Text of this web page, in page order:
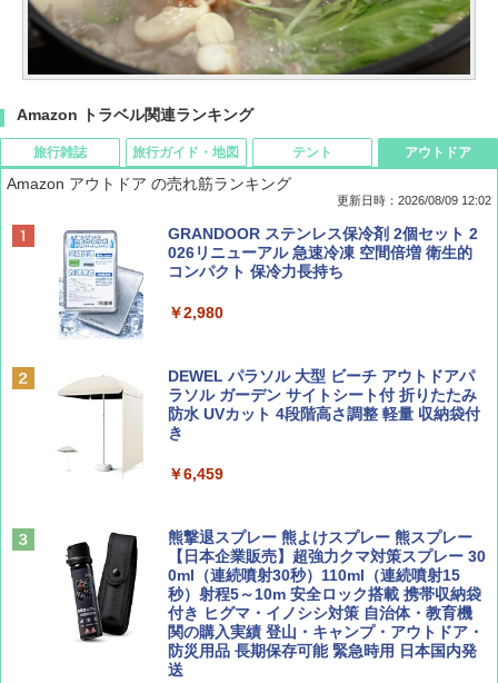
Amazon トラベル関連ランキング
旅行雑誌
BE-PAL(ビ-パル) 2026年 9 月号【特別付録:
SOTO ミニマル"旅"財布 ランダム2種】
ディズニーファン ２０２６年 ９月号 [雑
誌] (ＤＩＳＮＥＹ ＦＡＮ)
￥713
￥1,540
Coyote No.89 特集 星野道夫 夢見る旅
旅行ガイド・地図
地球の歩き方 スター・ウォーズ
￥2,695
D40 地球の歩き方 チェンマイ タイ北部の魅
力的な町 2026～2027 地球の歩き方D アジア
￥2,079
球の歩き方A ヨーロッパ
￥2,479
A26 地球の歩き方 チェコ ポーランド スロヴ
ァキア 2026～2027 地球の歩き方A ヨーロッ
テント
[キャンパーズコレクション 山善] ポップアッ
プテント 傘みたいに広げて畳める パッとサ
ッとサンシェード キューブ フルクローズ メ
&ハイキング カーキ PATC-150(KH)
PYKES PEAK (パイクスピーク) 着替えテン
ト プライバシー テント 【中が透けない】 1
ーチ ピクニック ポップアップテント 携帯 簡
￥4,980
ENDLESS BASE 《めざましテレビで紹介》
テント ワンタッチ RENEW 幅200 2-3人用 43
500002(89232)
￥5,999
アウトドア
Amazon アウトドア の売れ筋ランキング
更新日時：2026/08/09 12:02
GRANDOOR ステンレス保冷剤 2個セット 2
026リニューアル 急速冷凍 空間倍増 衛生的
コンパクト 保冷力長持ち
￥2,980
DEWEL パラソル 大型 ビーチ アウトドアパ
ラソル ガーデン サイトシート付 折りたたみ
防水 UVカット 4段階高さ調整 軽量 収納袋付
き
￥6,459
熊撃退スプレー 熊よけスプレー 熊スプレー
【日本企業販売】超強力クマ対策スプレー 30
0ml（連続噴射30秒）110ml（連続噴射15
秒）射程5～10m 安全ロック搭載 携帯収納袋
付き ヒグマ・イノシシ対策 自治体・教育機
関の購入実績 登山・キャンプ・アウトドア・
防災用品 長期保存可能 緊急時用 日本国内発
送